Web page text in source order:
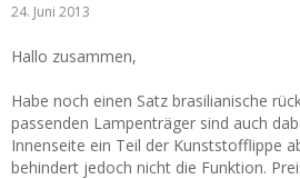
24. Juni 2013
Hallo zusammen,
Habe noch einen Satz brasilianische
passenden Lampenträger sind auch
Innenseite ein Teil der Kunststofflippe
behindert jedoch nicht die Funktion.